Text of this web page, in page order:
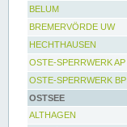
BELUM
BREMERVÖRDE UW
HECHTHAUSEN
OSTE-SPERRWERK AP
OSTE-SPERRWERK BP
OSTSEE
ALTHAGEN